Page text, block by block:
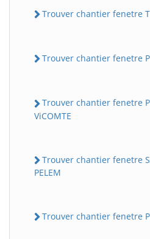
Trouver chantier fenetre
Trouver chantier fenetre
Trouver chantier fenetre
ViCOMTE
Trouver chantier fenetre
PELEM
Trouver chantier fenetre